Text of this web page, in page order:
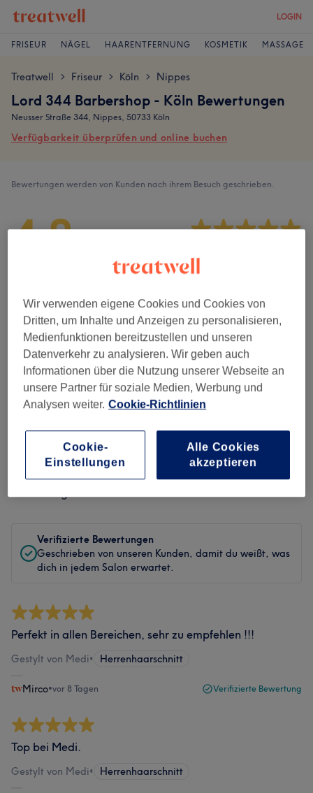
LOGIN
FRISEUR NÄGEL HAARENTFERNUNG KOSMETIK MASSAGE
Treatwell > Friseur > Köln > Nippes
Lord 344 Barbershop - Köln Bewertungen
Neusser Straße 344, Nippes, 50733 Köln
Verfügbarkeit überprüfen und online buchen
Bewertungen werden von Kunden nach ihrem Besuch geschrieben.
4,8
Sauberkeit
Service
Bewertungen filtern
Behandlung Alle Bewertungen
Verifizierte Bewertungen
Geschrieben von unseren Kunden, damit du weißt, was
dich in jedem Salon erwartet.
Perfekt in allen Bereichen, sehr zu empfehlen !!!
Gestylt von Medi• Herrenhaarschnitt
Mirco•vor 8 Tagen Verifizierte Bewertung
Top bei Medi.
Gestylt von Medi• Herrenhaarschnitt
Wir verwenden eigene Cookies und Cookies von
Dritten, um Inhalte und Anzeigen zu personalisieren,
Medienfunktionen bereitzustellen und unseren
Datenverkehr zu analysieren. Wir geben auch
Informationen über die Nutzung unserer Webseite an
unsere Partner für soziale Medien, Werbung und
Analysen weiter. Cookie-Richtlinien
Cookie-
Einstellungen
Alle Cookies
akzeptieren